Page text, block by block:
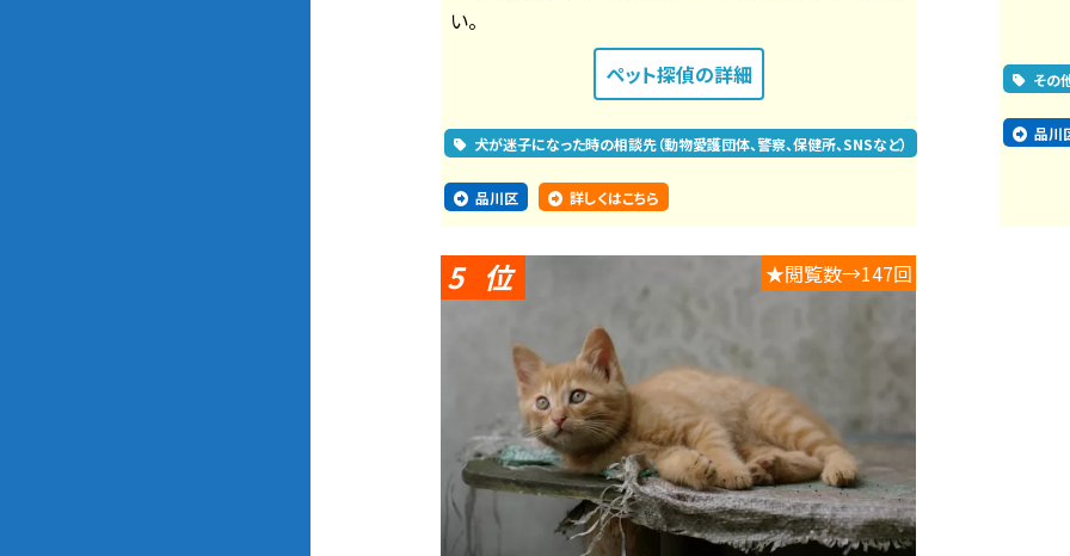
い。
ペット探偵の詳細
犬が迷子になった時の相談先（動物愛護団体、警察、保健所、SNSなど）
品川区 詳しくはこちら
その
品川
5 ★閲覧数→147回